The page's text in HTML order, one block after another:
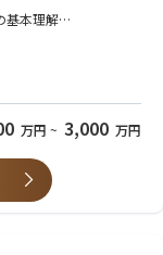
の考えや意見を積極
られる環境です。
働きやすい環境で
時間は柔軟に調整で
基本理解
産ネットワーク
経験
きる方
、バリューアップ案
フィス等の取得経験
万円 ~ 3,000 万円